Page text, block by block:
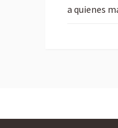
a quienes